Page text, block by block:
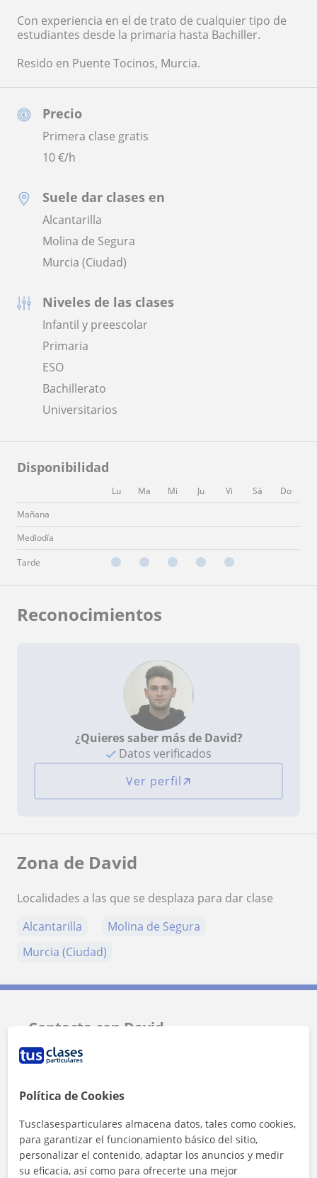
Precio
Primera clase gratis
10€/h
Suele dar clases en
Alcantarilla
Molina de Segura
Murcia (Ciudad)
Niveles de las clases
Infantil y preescolar
Primaria
ESO
Bachillerato
Universitarios
Disponibilidad
Lu Ma Mi Ju Vi Sá
Do
Mañana
Mediodía
Tarde
Con experiencia en el de trato de cualquier tipo de
estudiantes desde la primaria hasta Bachiller.
Resido en Puente Tocinos, Murcia.
Reconocimientos
¿Quieres saber más de David?
Datos verificados
Ver perfil
Zona de David
Localidades a las que se desplaza para dar clase
Alcantarilla
Molina de Segura
Murcia (Ciudad)
Contacta con David
Tarifa
1ª clase gratis
Política de Cookies
Tusclasesparticulares almacena datos, tales como cookies,
para garantizar el funcionamiento básico del sitio,
personalizar el contenido, adaptar los anuncios y medir
su eficacia, así como para ofrecerte una mejor